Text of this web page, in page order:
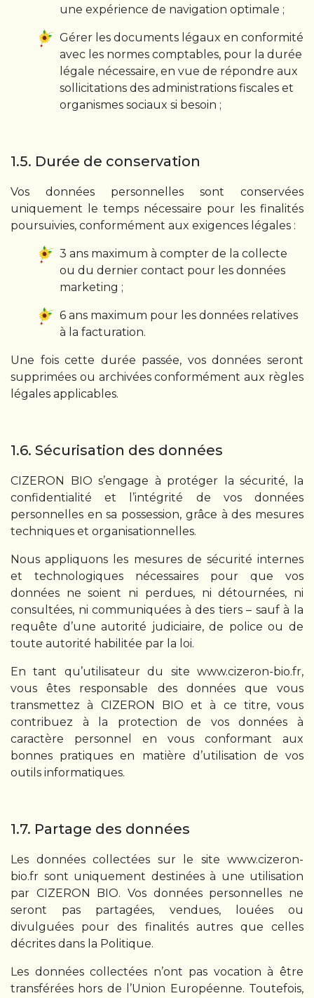
une expérience de navigation optimale ;
Gérer les documents légaux en conformité
avec les normes comptables, pour la durée
légale nécessaire, en vue de répondre aux
sollicitations des administrations fiscales et
organismes sociaux si besoin ;
1.5. Durée de conservation
Vos données personnelles sont conservées
uniquement le temps nécessaire pour les finalités
poursuivies, conformément aux exigences légales :
3 ans maximum à compter de la collecte
ou du dernier contact pour les données
marketing ;
6 ans maximum pour les données relatives
à la facturation.
Une fois cette durée passée, vos données seront
supprimées ou archivées conformément aux règles
légales applicables.
1.6. Sécurisation des données
CIZERON BIO s’engage à protéger la sécurité, la
confidentialité et l’intégrité de vos données
personnelles en sa possession, grâce à des mesures
techniques et organisationnelles.
Nous appliquons les mesures de sécurité internes
et technologiques nécessaires pour que vos
données ne soient ni perdues, ni détournées, ni
consultées, ni communiquées à des tiers – sauf à la
requête d’une autorité judiciaire, de police ou de
toute autorité habilitée par la loi.
En tant qu’utilisateur du site www.cizeron-bio.fr,
vous êtes responsable des données que vous
transmettez à CIZERON BIO et à ce titre, vous
contribuez à la protection de vos données à
caractère personnel en vous conformant aux
bonnes pratiques en matière d’utilisation de vos
outils informatiques.
1.7. Partage des données
Les données collectées sur le site www.cizeron-
bio.fr sont uniquement destinées à une utilisation
par CIZERON BIO. Vos données personnelles ne
seront pas partagées, vendues, louées ou
divulguées pour des finalités autres que celles
décrites dans la Politique.
Les données collectées n’ont pas vocation à être
transférées hors de l’Union Européenne. Toutefois,